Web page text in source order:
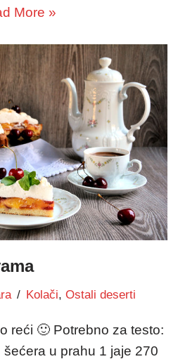
More »
Kolači, Ostali deserti
reći 🙂 Potrebno za testo:
u prahu 1 jaje 270